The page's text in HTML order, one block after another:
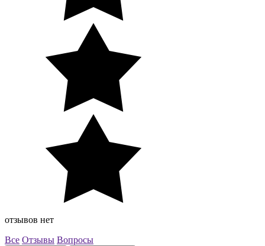
отзывов нет
Все Отзывы Вопросы